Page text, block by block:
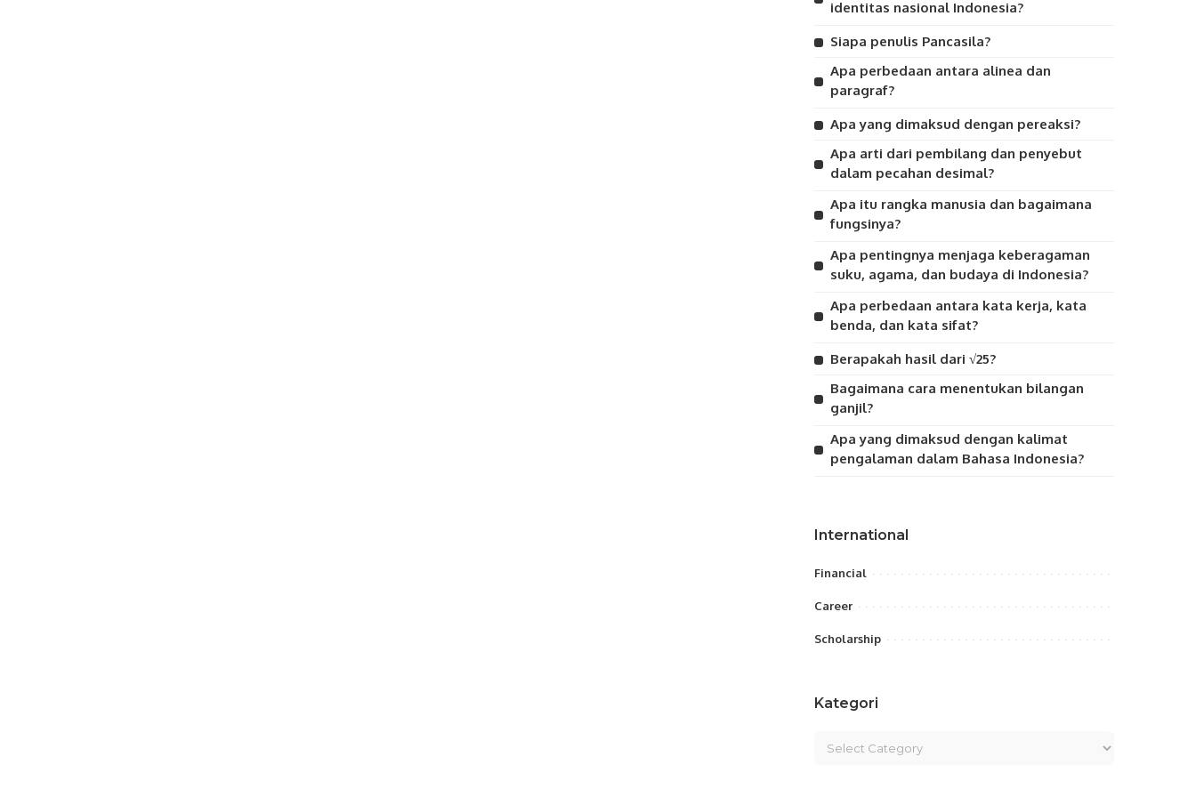
identitas nasional Indonesia?
Siapa penulis Pancasila?
Apa perbedaan antara alinea dan
paragraf?
Apa yang dimaksud dengan pereaksi?
Apa arti dari pembilang dan penyebut
dalam pecahan desimal?
Apa itu rangka manusia dan bagaimana
fungsinya?
Apa pentingnya menjaga keberagaman
suku, agama, dan budaya di Indonesia?
Apa perbedaan antara kata kerja, kata
benda, dan kata sifat?
Berapakah hasil dari √25?
Bagaimana cara menentukan bilangan
ganjil?
Apa yang dimaksud dengan kalimat
pengalaman dalam Bahasa Indonesia?
International
Financial
Career
Scholarship
Kategori